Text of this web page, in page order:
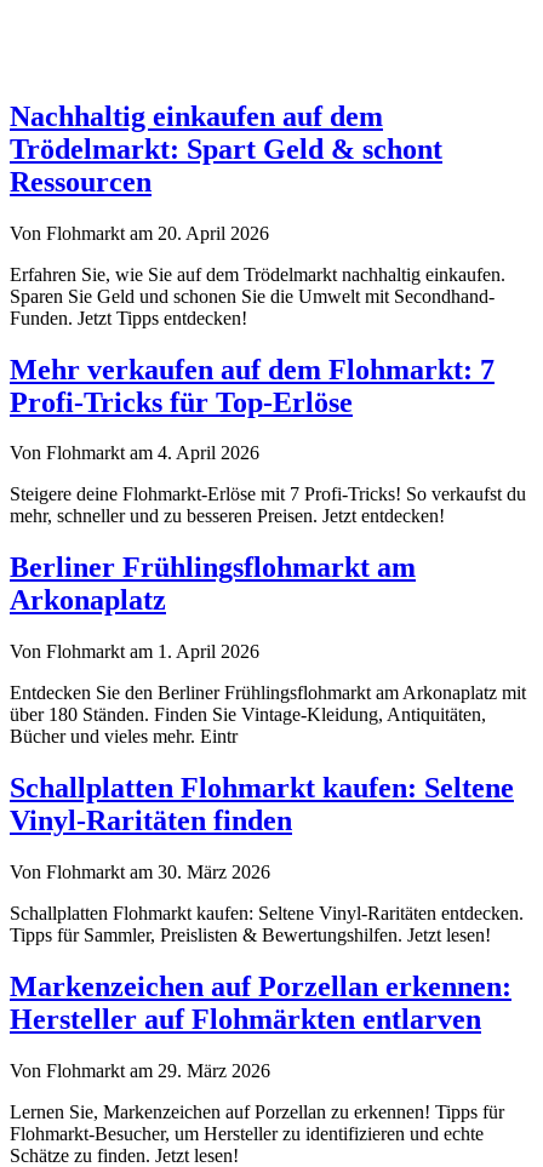
Nachhaltig einkaufen auf dem
Trödelmarkt: Spart Geld & schont
Ressourcen
Von Flohmarkt am 20. April 2026
Erfahren Sie, wie Sie auf dem Trödelmarkt nachhaltig einkaufen.
Sparen Sie Geld und schonen Sie die Umwelt mit Secondhand-
Funden. Jetzt Tipps entdecken!
Mehr verkaufen auf dem Flohmarkt: 7
Profi-Tricks für Top-Erlöse
Von Flohmarkt am 4. April 2026
Steigere deine Flohmarkt-Erlöse mit 7 Profi-Tricks! So verkaufst du
mehr, schneller und zu besseren Preisen. Jetzt entdecken!
Berliner Frühlingsflohmarkt am
Arkonaplatz
Von Flohmarkt am 1. April 2026
Entdecken Sie den Berliner Frühlingsflohmarkt am Arkonaplatz mit
über 180 Ständen. Finden Sie Vintage-Kleidung, Antiquitäten,
Bücher und vieles mehr. Eintr
Schallplatten Flohmarkt kaufen: Seltene
Vinyl-Raritäten finden
Von Flohmarkt am 30. März 2026
Schallplatten Flohmarkt kaufen: Seltene Vinyl-Raritäten entdecken.
Tipps für Sammler, Preislisten & Bewertungshilfen. Jetzt lesen!
Markenzeichen auf Porzellan erkennen:
Hersteller auf Flohmärkten entlarven
Von Flohmarkt am 29. März 2026
Lernen Sie, Markenzeichen auf Porzellan zu erkennen! Tipps für
Flohmarkt-Besucher, um Hersteller zu identifizieren und echte
Schätze zu finden. Jetzt lesen!